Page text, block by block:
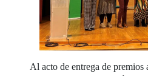
Al acto de entrega de premios